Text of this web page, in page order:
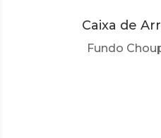
Caixa de
Fundo